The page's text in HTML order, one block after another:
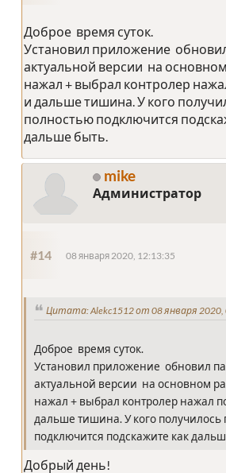
Доброе время суток.
Установил приложение
актуальной версии на
нажал + выбрал контролер
и дальше тишина. У кого
полностью подключится
дальше быть.
mike
Администратор
#14 08 января 2020, 12:13:35
Цитата: Alekc1512 от 08 января 2020,
Доброе время суток.
Установил приложение обновил
актуальной версии на основном
нажал + выбрал контролер нажал
дальше тишина. У кого получилось
подключится подскажите как
Добрый день!